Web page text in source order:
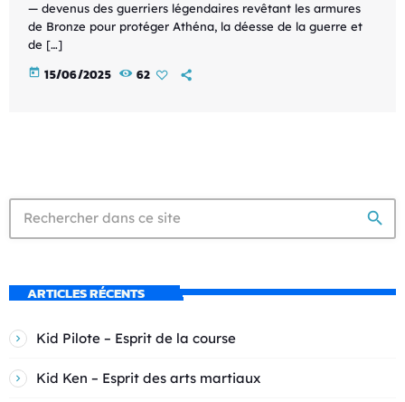
— devenus des guerriers légendaires revêtant les armures
de Bronze pour protéger Athéna, la déesse de la guerre et
de […]
today 15/06/2025 62
search
ARTICLES RÉCENTS
Kid Pilote – Esprit de la course
Kid Ken – Esprit des arts martiaux